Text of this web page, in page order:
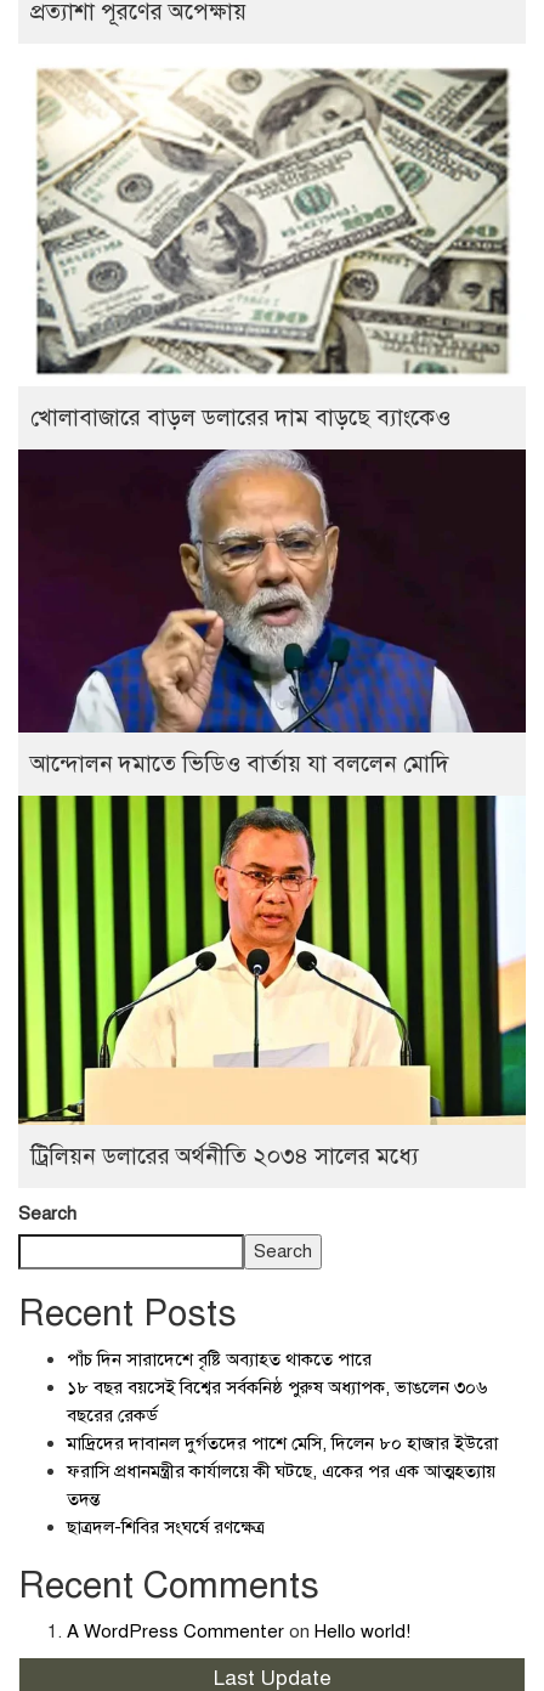
প্রত্যাশা পূরণের অপেক্ষায়
খোলাবাজারে বাড়ল ডলারের দাম বাড়ছে ব্যাংকেও
আন্দোলন দমাতে ভিডিও বার্তায় যা বললেন মোদি
ট্রিলিয়ন ডলারের অর্থনীতি ২০৩৪ সালের মধ্যে
Search
Search
Recent Posts
পাঁচ দিন সারাদেশে বৃষ্টি অব্যাহত থাকতে পারে
১৮ বছর বয়সেই বিশ্বের সর্বকনিষ্ঠ পুরুষ অধ্যাপক, ভাঙলেন ৩০৬
বছরের রেকর্ড
মাদ্রিদের দাবানল দুর্গতদের পাশে মেসি, দিলেন ৮০ হাজার ইউরো
ফরাসি প্রধানমন্ত্রীর কার্যালয়ে কী ঘটছে, একের পর এক আত্মহত্যায়
তদন্ত
ছাত্রদল-শিবির সংঘর্ষে রণক্ষেত্র
Recent Comments
A WordPress Commenter on Hello world!
Last Update